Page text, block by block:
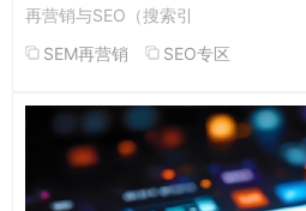
再营销与SEO（搜索引
SEM再营销
SEO专区